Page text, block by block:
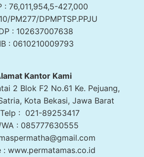
: 76,011,954,5-427,000
PM277/DPMPTSP.PPJU
: 102637007638
: 0610210009793
Kantor Kami
2 Blok F2 No.61 Ke. Pejuang,
Kota Bekasi, Jawa Barat
: 021-89253417
WA : 085777630555
: www.permatamas.co.id